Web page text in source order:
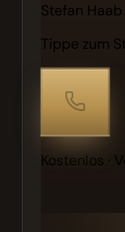
Stefan Haab
Tippe zum
Kostenlos ·